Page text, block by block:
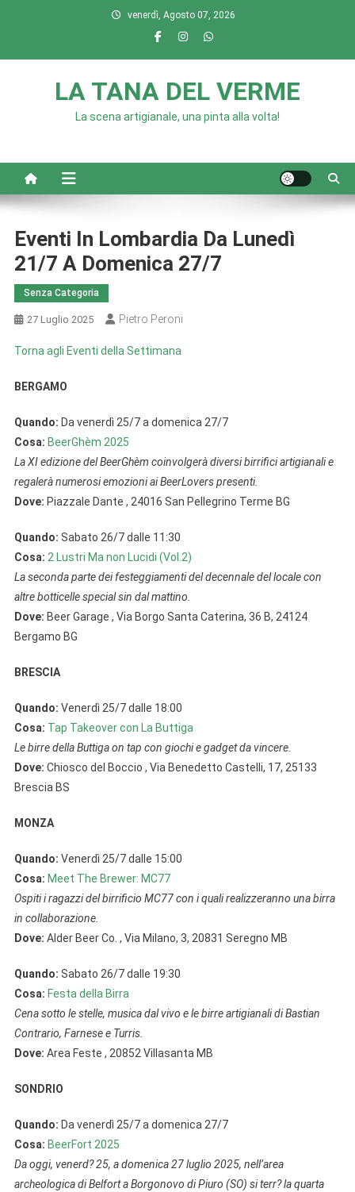
venerdì, Agosto 07, 2026
LA TANA DEL VERME
La scena artigianale, una pinta alla volta!
Eventi In Lombardia Da Lunedì
21/7 A Domenica 27/7
Senza Categoria
27 Luglio 2025 Pietro Peroni
Torna agli Eventi della Settimana
BERGAMO
Quando: Da venerdì 25/7 a domenica 27/7
Cosa: BeerGhèm 2025
La XI edizione del BeerGhèm coinvolgerà diversi birrifici artigianali e
regalerà numerosi emozioni ai BeerLovers presenti.
Dove: Piazzale Dante , 24016 San Pellegrino Terme BG
Quando: Sabato 26/7 dalle 11:30
Cosa: 2 Lustri Ma non Lucidi (Vol.2)
La seconda parte dei festeggiamenti del decennale del locale con
altre botticelle special sin dal mattino.
Dove: Beer Garage , Via Borgo Santa Caterina, 36 B, 24124
Bergamo BG
BRESCIA
Quando: Venerdì 25/7 dalle 18:00
Cosa: Tap Takeover con La Buttiga
Le birre della Buttiga on tap con giochi e gadget da vincere.
Dove: Chiosco del Boccio , Via Benedetto Castelli, 17, 25133
Brescia BS
MONZA
Quando: Venerdì 25/7 dalle 15:00
Cosa: Meet The Brewer: MC77
Ospiti i ragazzi del birrificio MC77 con i quali realizzeranno una birra
in collaborazione.
Dove: Alder Beer Co. , Via Milano, 3, 20831 Seregno MB
Quando: Sabato 26/7 dalle 19:30
Cosa: Festa della Birra
Cena sotto le stelle, musica dal vivo e le birre artigianali di Bastian
Contrario, Farnese e Turris.
Dove: Area Feste , 20852 Villasanta MB
SONDRIO
Quando: Da venerdì 25/7 a domenica 27/7
Cosa: BeerFort 2025
Da oggi, venerd? 25, a domenica 27 luglio 2025, nell’area
archeologica di Belfort a Borgonovo di Piuro (SO) si terr? la quarta